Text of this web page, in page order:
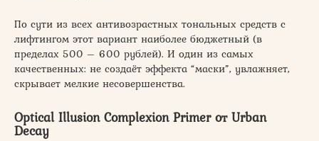
По сути из всех антивозрастных тональных средств с
лифтингом этот вариант наиболее бюджетный (в
пределах 500 – 600 рублей). И один из самых
качественных: не создаёт эффекта “маски”, увлажняет,
скрывает мелкие несовершенства.
Optical Illusion Complexion Primer от Urban
Decay